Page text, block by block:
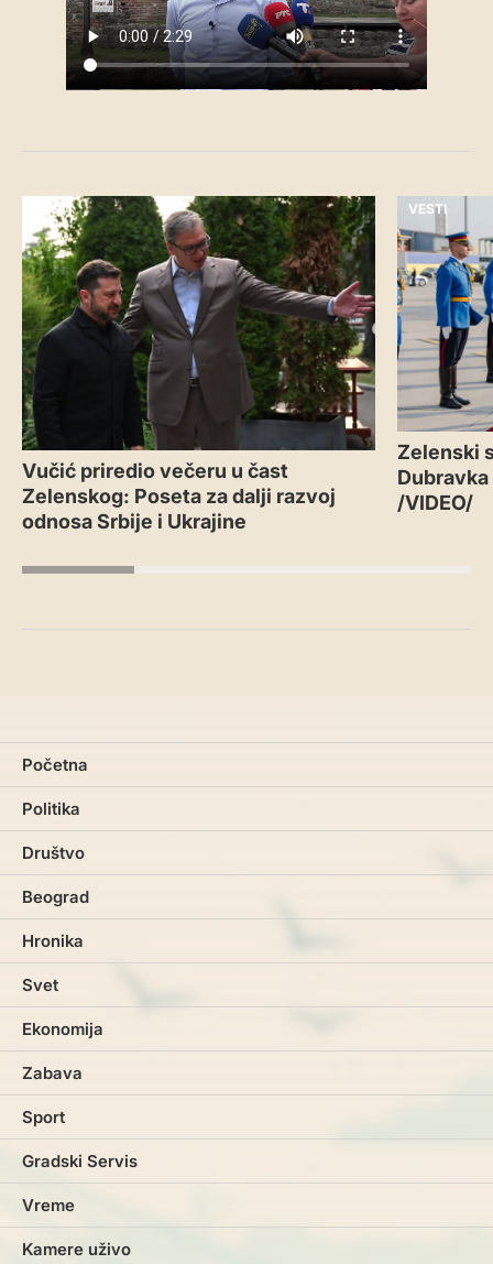
VESTI
Vučić priredio večeru u čast
Zelenskog: Poseta za dalji razvoj
odnosa Srbije i Ukrajine
VESTI
Zelenski
/VIDEO/
Početna
Politika
Društvo
Beograd
Hronika
Svet
Ekonomija
Zabava
Sport
Gradski Servis
Vreme
Kamere uživo